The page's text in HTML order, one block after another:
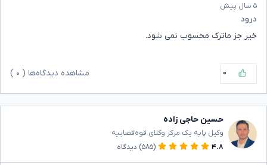
۵ سال پیش
درود
خیر جز ماترک محسوب نمی شود.
۰ مشاهده دیدگاه‌ها ( ۰
حسین حاجی زاده
وکیل پایه یک مرکز وکلای قوه‌قضاییه
۴.۸
(۵۸۵) دیدگاه